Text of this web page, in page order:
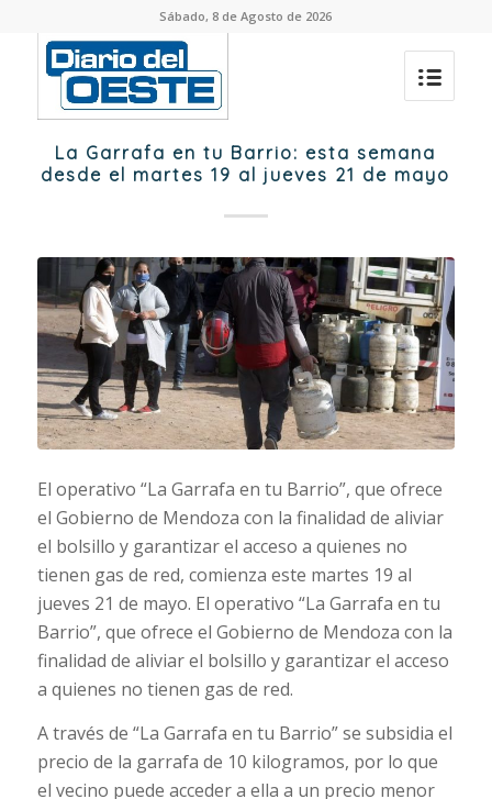
Sábado, 8 de Agosto de 2026
La Garrafa en tu Barrio: esta semana
desde el martes 19 al jueves 21 de mayo
El operativo “La Garrafa en tu Barrio”, que ofrece
el Gobierno de Mendoza con la finalidad de aliviar
el bolsillo y garantizar el acceso a quienes no
tienen gas de red, comienza este martes 19 al
jueves 21 de mayo. El operativo “La Garrafa en tu
Barrio”, que ofrece el Gobierno de Mendoza con la
finalidad de aliviar el bolsillo y garantizar el acceso
a quienes no tienen gas de red.
A través de “La Garrafa en tu Barrio” se subsidia el
precio de la garrafa de 10 kilogramos, por lo que
el vecino puede acceder a ella a un precio menor